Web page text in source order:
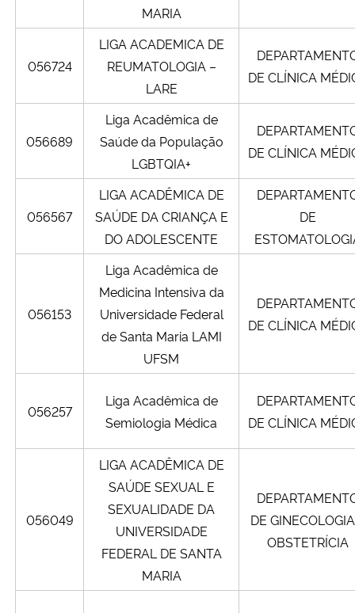
MARIA
056724
LIGA ACADEMICA DE
REUMATOLOGIA –
LARE
DE CLÍNICA
056689
Liga Acadêmica de
Saúde da População
LGBTQIA+
DE CLÍNICA
056567
LIGA ACADÊMICA DE
SAÚDE DA CRIANÇA E
DO ADOLESCENTE
DE
056153
Liga Acadêmica de
Medicina Intensiva da
Universidade Federal
de Santa Maria LAMI
UFSM
DE CLÍNICA
056257
Liga Acadêmica de
Semiologia Médica
DE CLÍNICA
056049
LIGA ACADÊMICA DE
SAÚDE SEXUAL E
SEXUALIDADE DA
UNIVERSIDADE
FEDERAL DE SANTA
MARIA
DE
OBSTETRÍCIA